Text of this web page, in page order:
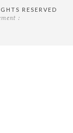
RESERVED
: